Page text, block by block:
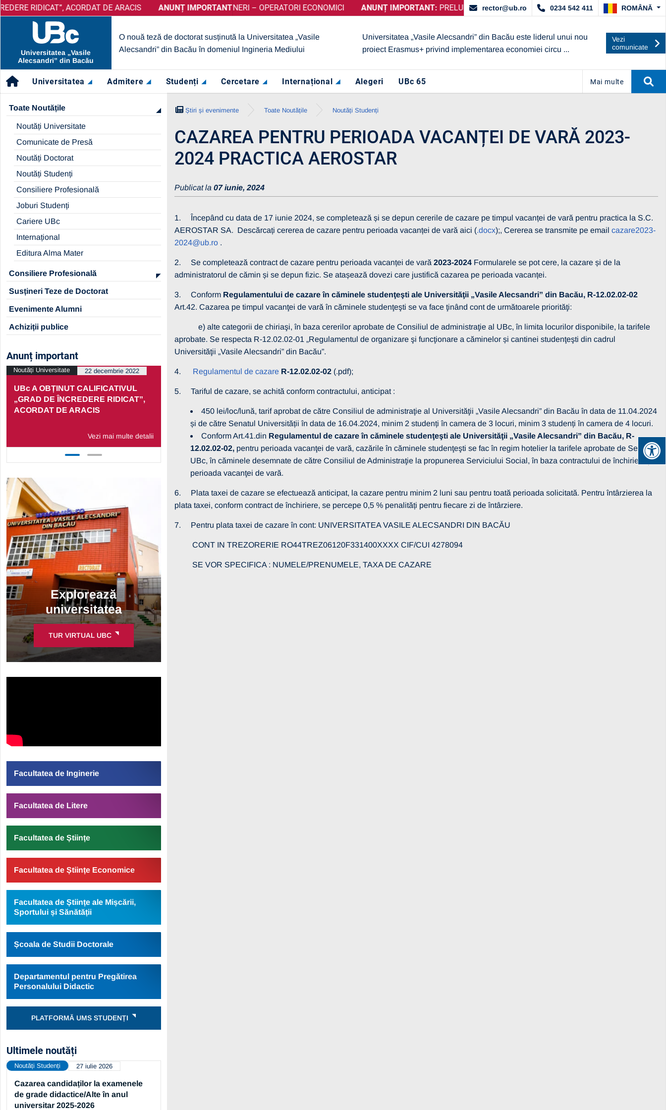
ANUNȚ IMPORTANT: UBc A OBȚINUT
ACORDAT DE ARACIS ANUNȚ IMPORTANT:UBc A OBȚINUT CALIFICATIVUL „GRAD DE ÎNCREDERE RIDICAT”, ACORDAT DE ARACIS
ANUNȚ IMPORTANT:PRELUNGIRE SELECȚIE PARTENERI – OPERATORI ECONOMICI ANUNȚ IMPORTANT:PRELUNGIRE SELECȚIE PARTENERI – OPERATORI ECONOMICI
rector@ub.ro 0234 542 411 ROMÂNĂ
Universitatea „Vasile
Alecsandri” din Bacău
O nouă teză de doctorat susținută la Universitatea „Vasile
Alecsandri” din Bacău în domeniul Ingineria Mediului
Universitatea „Vasile Alecsandri” din Bacău este liderul unui nou
proiect Erasmus+ privind implementarea economiei circu ...
Vezi
comunicate
Universitatea Admitere Studenți Cercetare Internațional Alegeri UBc 65 Mai multe
Toate Noutățile
Noutăți Universitate
Comunicate de Presă
Noutăți Doctorat
Noutăți Studenți
Consiliere Profesională
Joburi Studenți
Cariere UBc
Internațional
Editura Alma Mater
Consiliere Profesională
Susțineri Teze de Doctorat
Evenimente Alumni
Achiziții publice
Anunț important
UBc A OBȚINUT CALIFICATIVUL
„GRAD DE ÎNCREDERE RIDICAT”,
ACORDAT DE ARACIS
Vezi mai multe detalii
Noutăți Universitate 22 decembrie 2022
PRELUNGIRE SELECȚIE
ECONOMICI
Vezi mai multe detalii
Noutăți Universitate 13 martie 2026
Explorează
universitatea
TUR VIRTUAL UBC
Facultatea de Inginerie
Facultatea de Litere
Facultatea de Științe
Facultatea de Științe Economice
Facultatea de Științe ale Mișcării,
Sportului și Sănătății
Școala de Studii Doctorale
Departamentul pentru Pregătirea
Personalului Didactic
PLATFORMĂ UMS STUDENȚI
Ultimele noutăți
Cazarea candidaților la examenele
de grade didactice/Alte în anul
universitar 2025-2026
Noutăți Studenți 27 iulie 2026
Știri și evenimente Toate Noutățile Noutăți Studenți
CAZAREA PENTRU PERIOADA VACANȚEI DE VARĂ 2023-
2024 PRACTICA AEROSTAR
Publicat la 07 iunie, 2024
1. Începând cu data de 17 iunie 2024, se completează și se depun cererile de cazare pe timpul vacanței de vară pentru practica la S.C.
AEROSTAR SA. Descărcați cererea de cazare pentru perioada vacanței de vară aici (.docx);, Cererea se transmite pe email cazare2023-
2024@ub.ro.
2. Se completează contract de cazare pentru perioada vacanței de vară 2023-2024Formularele se pot cere, la cazare și de la
administratorul de cămin și se depun fizic. Se atașează dovezi care justifică cazarea pe perioada vacanței.
3. Conform Regulamentului de cazare în căminele studenţeşti ale Universităţii „Vasile Alecsandri” din Bacău, R-12.02.02-02
Art.42. Cazarea pe timpul vacanţei de vară în căminele studenţeşti se va face ţinând cont de următoarele priorităţi:
e) alte categorii de chiriaşi, în baza cererilor aprobate de Consiliul de administraţie al UBc, în limita locurilor disponibile, la tarifele
aprobate. Se respecta R-12.02.02-01 „Regulamentul de organizare şi funcţionare a căminelor și cantinei studenţeşti din cadrul
Universităţii „Vasile Alecsandri” din Bacău”.
4. Regulamentul de cazareR-12.02.02-02(.pdf);
5. Tariful de cazare, se achită conform contractului, anticipat :
450 lei/loc/lună, tarif aprobat de către Consiliul de administraţie al Universităţii „Vasile Alecsandri” din Bacău în data de 11.04.2024
și de către Senatul Universității în data de 16.04.2024, minim 2 studenți în camera de 3 locuri, minim 3 studenți în camera de 4 locuri.
Conform Art.41.din Regulamentul de cazare în căminele studenţeşti ale Universităţii „Vasile Alecsandri” din Bacău, R-
12.02.02-02,pentru perioada vacanţei de vară, cazările în căminele studenţeşti se fac în regim hotelier la tarifele aprobate de Senatul
UBc, în căminele desemnate de către Consiliul de Administraţie la propunerea Serviciului Social, în baza contractului de închiriere pe
perioada vacanţei de vară.
6. Plata taxei de cazare se efectuează anticipat, la cazare pentru minim 2 luni sau pentru toată perioada solicitată. Pentru întârzierea la
plata taxei, conform contract de închiriere, se percepe 0,5 % penalități pentru fiecare zi de întârziere.
7. Pentru plata taxei de cazare în cont: UNIVERSITATEA VASILE ALECSANDRI DIN BACĂU
CONT IN TREZORERIE RO44TREZ06120F331400XXXX CIF/CUI 4278094
SE VOR SPECIFICA : NUMELE/PRENUMELE, TAXA DE CAZARE